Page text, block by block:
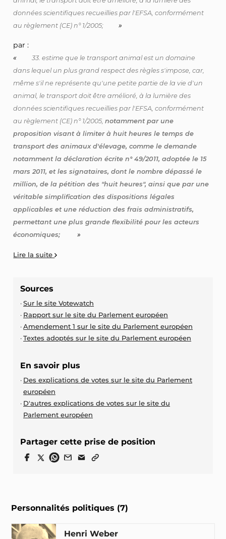
Personnalités politiques (7)
Henri Weber
données scientifiques recueillies par l'EFSA, conformément
au règlement (CE) n° 1/2005;
»
par :
«
33. estime que le transport animal est un domaine
dans lequel un plus grand respect des règles s'impose, car,
même s'il ne représente qu'une petite partie de la vie d'un
animal, le transport doit être amélioré, à la lumière des
données scientifiques recueillies par l'EFSA, conformément
au règlement (CE) n° 1/2005,notamment par une
proposition visant à limiter à huit heures le temps de
transport des animaux d'élevage, comme le demande
notamment la déclaration écrite n° 49/2011, adoptée le 15
mars 2011, et les signataires, dont le nombre dépassé le
million, de la pétition des "huit heures", ainsi que par une
véritable simplification des dispositions légales
applicables et une réduction des frais administratifs,
permettant une plus grande flexibilité pour les acteurs
économiques;
»
Lire la suite
Sources
Sur le site Votewatch
Rapport sur le site du Parlement européen
Amendement 1 sur le site du Parlement européen
Textes adoptés sur le site du Parlement européen
En savoir plus
Des explications de votes sur le site du Parlement
européen
D'autres explications de votes sur le site du
Parlement européen
Partager cette prise de position